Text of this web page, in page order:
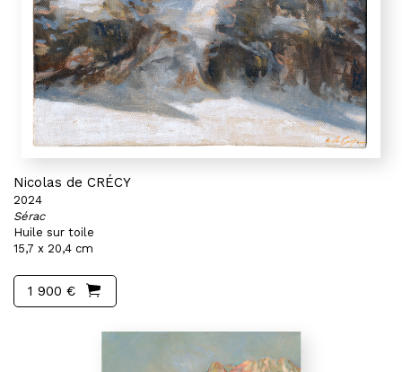
Nicolas de CRÉCY
2024
Sérac
Huile sur toile
15,7 x 20,4 cm
1 900 €